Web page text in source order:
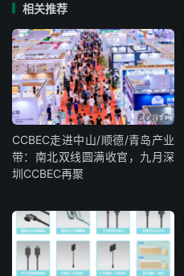
相关推荐
CCBEC走进中山/顺德/青岛产业
带：南北双线圆满收官，九月深
圳CCBEC再聚